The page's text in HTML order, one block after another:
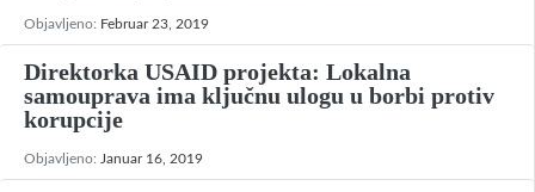
Objavljeno: Februar 23, 2019
Direktorka USAID projekta: Lokalna
samouprava ima ključnu ulogu u borbi protiv
korupcije
Objavljeno: Januar 16, 2019